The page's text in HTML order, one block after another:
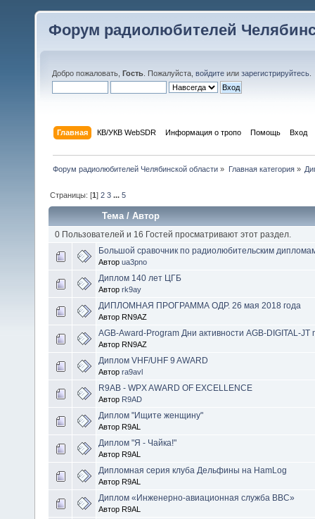
Форум радиолюбителей
Добро пожаловать, Гость . Пожалуйста, войдите или зарегистрируйтесь
Главная КВ/УКВ WebSDR Информация о тропо Помощь Вход
Форум радиолюбителей Челябинской области » Главная категория»
Страницы: [1]2 3 ...5
Тема/Автор
0 Пользователей и 16 Гостей просматривают этот раздел.
Большой сравочник по радиолюбительским
Автор ua3pno
Диплом 140 лет ЦГБ
Автор rk9ay
ДИПЛОМНАЯ ПРОГРАММА ОДР. 26 мая 2018 года
Автор RN9AZ
AGB-Award-Program Дни активности AGB-DIGITAL-JT
Автор RN9AZ
Диплом VHF/UHF 9 AWARD
Автор ra9avl
R9AB - WPX AWARD OF EXCELLENCE
Автор R9AD
Диплом "Ищите женщину"
Автор R9AL
Диплом "Я - Чайка!"
Автор R9AL
Дипломная серия клуба Дельфины на HamLog
Автор R9AL
Диплом «Инженерно-авиационная служба ВВС»
Автор R9AL